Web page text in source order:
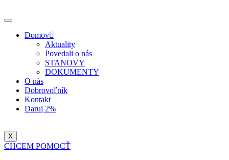
Domov
Aktuality
Povedali o nás
STANOVY
DOKUMENTY
O nás
Dobrovoľník
Kontakt
Daruj 2%
X
CHCEM POMOCŤ